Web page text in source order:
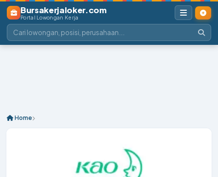
Bursakerjaloker.com
Portal Lowongan Kerja
Home